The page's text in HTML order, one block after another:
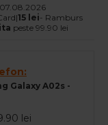
07.08.2026
15 lei- Ramburs
peste 99.90 lei
Galaxy A02s -
lei